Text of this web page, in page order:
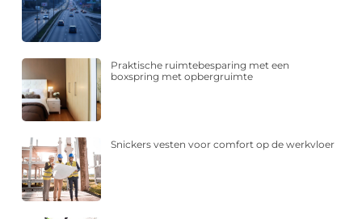
Praktische ruimtebesparing met een
boxspring met opbergruimte
Snickers vesten voor comfort op de werkvloer